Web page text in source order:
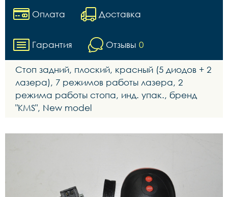
Оплата Доставка
Гарантия Отзывы 0
Стоп задний, плоский, красный (5 диодов + 2
лазера), 7 режимов работы лазера, 2
режима работы стопа, инд. упак., бренд
"KMS", New model